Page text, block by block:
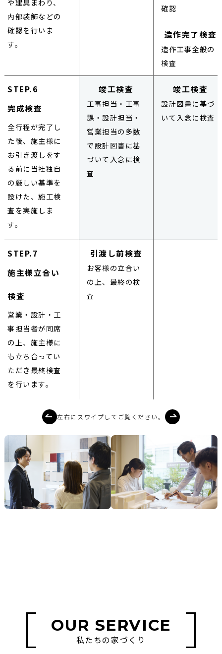
や建具まわり、
内部装飾などの
確認を行いま
す。
確認
造作完了検査
造作工事全般の
検査
STEP.6
完成検査
全行程が完了し
た後、施主様に
お引き渡しをす
る前に当社独自
の厳しい基準を
設けた、施工検
査を実施しま
す。
竣工検査
工事担当・工事
課・設計担当・
営業担当の多数
で設計図書に基
づいて入念に検
査
竣工検査
設計図書に基づ
いて入念に検査
STEP.7
施主様立合い
検査
営業・設計・工
事担当者が同席
の上、施主様に
も立ち合ってい
ただき最終検査
を行います。
引渡し前検査
お客様の立合い
の上、最終の検
査
左右にスワイプしてご覧ください。
OUR SERVICE
私たちの家づくり